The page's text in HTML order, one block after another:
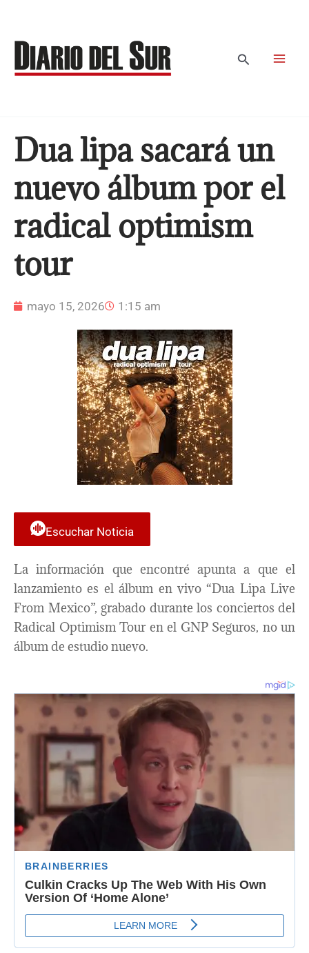
contenido
Buscar
Dua lipa sacará un
nuevo álbum por el
radical optimism
tour
mayo 15, 2026 1:15 am
Escuchar Noticia
La información que encontré apunta a que el
lanzamiento es el álbum en vivo “Dua Lipa Live
From Mexico”, grabado durante los conciertos del
Radical Optimism Tour en el GNP Seguros, no un
álbum de estudio nuevo.​​​​​​​​​​​​​​​​